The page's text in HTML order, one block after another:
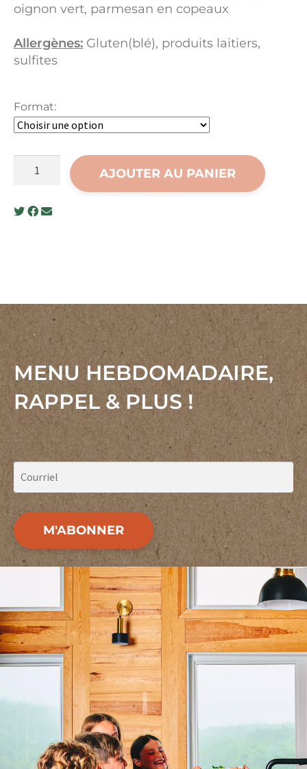
oignon vert, parmesan en copeaux
Allergènes: Gluten(blé), produits laitiers,
sulfites
Format:
parfait
parmesan
AJOUTER AU PANIER
MENU HEBDOMADAIRE,
RAPPEL & PLUS !
M'ABONNER